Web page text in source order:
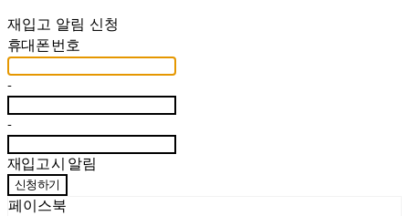
재입고 알림 신청
휴대폰 번호
-
-
재입고 시 알림
신청하기
페이스북